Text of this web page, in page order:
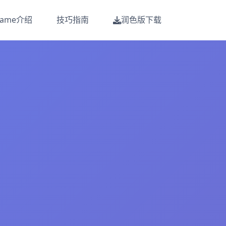
介绍 技巧指南 润色版下载